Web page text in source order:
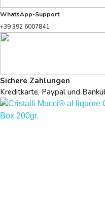
WhatsApp-Support
+39 392 6007841
Sichere Zahlungen
Kreditkarte, Paypal und